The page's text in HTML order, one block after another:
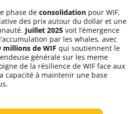
phase de consolidation pour WIF,
des prix autour du dollar et une
Juillet 2025 voit l’émergence
par les whales, avec
millions de WIF qui soutiennent le
générale sur les meme
de la résilience de WIF face aux
capacité à maintenir une base